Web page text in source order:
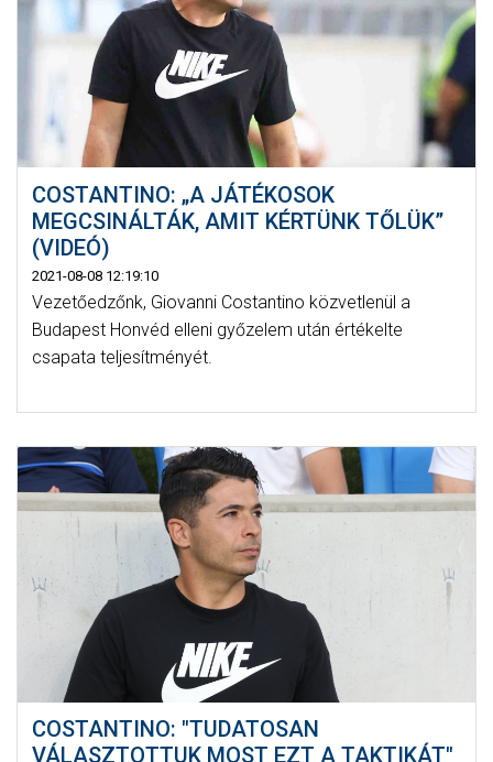
COSTANTINO: „A JÁTÉKOSOK
MEGCSINÁLTÁK, AMIT KÉRTÜNK TŐLÜK”
(VIDEÓ)
2021-08-08 12:19:10
Vezetőedzőnk, Giovanni Costantino közvetlenül a
Budapest Honvéd elleni győzelem után értékelte
csapata teljesítményét.
COSTANTINO: "TUDATOSAN
VÁLASZTOTTUK MOST EZT A TAKTIKÁT"